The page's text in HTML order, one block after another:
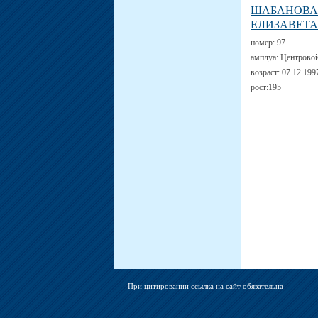
ШАБАНОВА
ЕЛИЗАВЕТА
номер: 97
амплуа:
возраст:
рост:195
При цитировании ссылка на сайт обязательна